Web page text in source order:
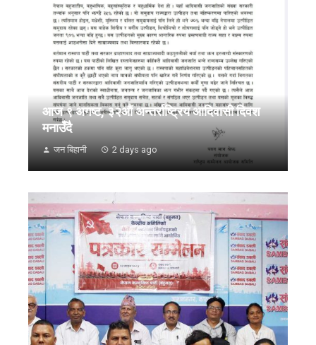
आज ९ अगष्ट, ३२औं अन्तर्राष्ट्रिय आदिवासी दिवश
मनाउँदै
जन बिहानी 2 days ago